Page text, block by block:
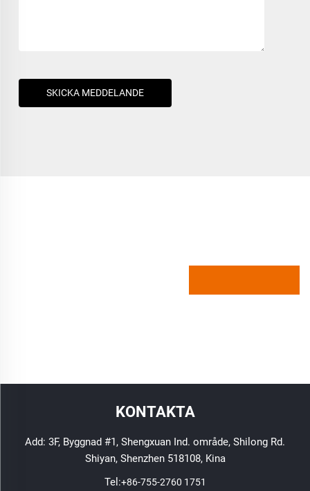
SKICKA MEDDELANDE
KONTAKTA
Add: 3F, Byggnad #1, Shengxuan Ind. område, Shilong Rd.
Shiyan, Shenzhen 518108, Kina
Tel:+86-755-2760 1751